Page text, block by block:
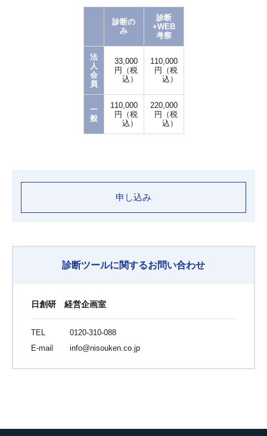
診断の
み
診断
+WEB
考察
法
人
会
員
33,000
円（税
込）
110,000
円（税
込）
一
般
110,000
円（税
込）
220,000
円（税
込）
申し込み
診断ツールに関するお問い合わせ
日創研 経営企画室
TEL
0120-310-088
E-mail
info@nisouken.co.jp